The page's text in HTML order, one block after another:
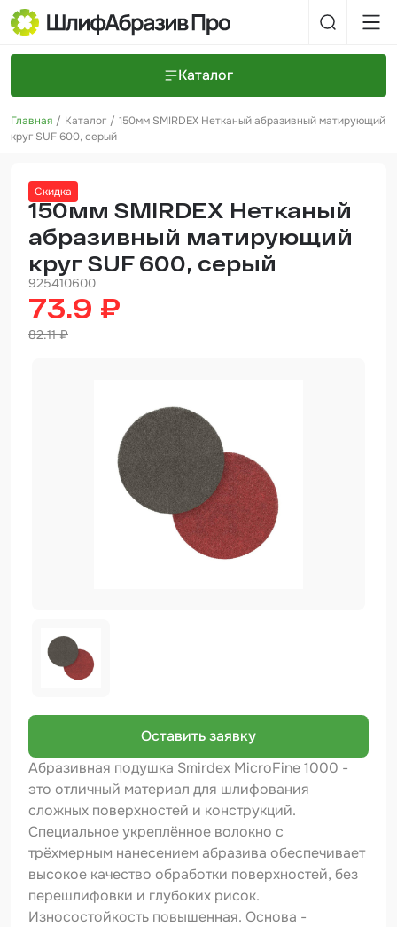
Каталог
О компании
Шлифовальные круги и полоски
Полировальные круги и пасты
Нетканые абразивные материалы
Краскопульты и Аэрографы
Добавки
Шлифовальные ленты
Армирующие материалы
Протирочные материалы
Шпатлевка
Маскировочные материалы
Очищающая глина
Грунты
Главная Каталог
150мм SMIRDEX Нетканый абразивный матирующий
круг SUF 600, серый
Скидка
150мм SMIRDEX Нетканый
абразивный матирующий
круг SUF 600, серый
925410600
73.9 ₽
82.11 ₽
Оставить заявку
Абразивная подушка Smirdex MicroFine 1000 -
это отличный материал для шлифования
сложных поверхностей и конструкций.
Специальное укреплённое волокно с
трёхмерным нанесением абразива обеспечивает
высокое качество обработки поверхностей, без
перешлифовки и глубоких рисок.
Износостойкость повышенная. Основа -